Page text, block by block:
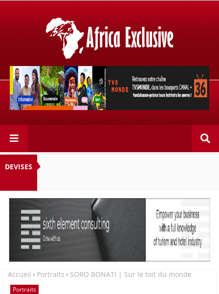
Retrouvez votre chaîne @TV5MONDE, dans les bouquets
CANAL+ 36 . Fandaharam-potoana tsara indrindra ho
anareo!
DEVISES
Accueil Portraits SORO BONATI | Sur le toit du monde
Portraits